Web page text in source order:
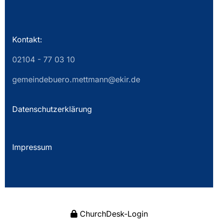
Kontakt:
02104 - 77 03 10
gemeindebuero.mettmann@ekir.de
Datenschutzerklärung
Impressum
ChurchDesk-Login